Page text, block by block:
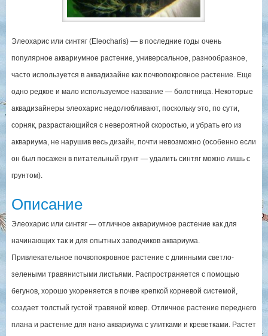
Элеохарис или синтяг (Eleocharis) — в последние годы очень
популярное аквариумное растение, универсальное, разнообразное,
часто используется в аквадизайне как почвопокровное растение. Еще
одно редкое и мало используемое название — болотница. Некоторые
аквадизайнеры элеохарис недолюбливают, поскольку это, по сути,
сорняк, разрастающийся с невероятной скоростью, и убрать его из
аквариума, не нарушив весь дизайн, почти невозможно (особенно если
он был посажен в питательный грунт — удалить синтяг можно лишь с
грунтом).
Описание
Элеохарис или синтяг — отличное аквариумное растение как для
начинающих так и для опытных заводчиков аквариума.
Привлекательное почвопокровное растение с длинными светло-
зелеными травянистыми листьями. Распространяется с помощью
бегунов, хорошо укореняется в почве крепкой корневой системой,
создает толстый густой травяной ковер. Отличное растение переднего
плана и растение для нано аквариума с улитками и креветками. Растет